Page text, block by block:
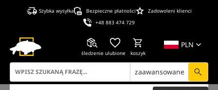
Szybka wysyłka Bezpieczne płatności
Zadowoleni klienci
+48 883 474 729
PLN
śledzenie ulubione koszyk
zaawansowane